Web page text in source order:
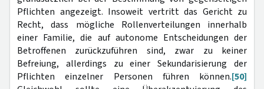
Pflichten angezeigt. Insoweit vertritt das Gericht zu
Recht, dass mögliche Rollenverteilungen innerhalb
einer Familie, die auf autonome Entscheidungen der
Betroffenen zurückzuführen sind, zwar zu keiner
Befreiung, allerdings zu einer Sekundarisierung der
Pflichten einzelner Personen führen können.[50]